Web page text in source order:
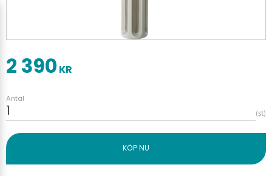
2 390 KR
Antal
st